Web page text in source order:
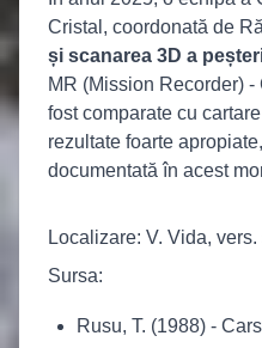
Cristal, coordonată de
și scanarea 3D a
MR (Mission Recorder)
fost comparate cu
rezultate foarte
documentată în acest
Localizare: V. Vida, vers.
Sursa:
Rusu, T. (1988) -